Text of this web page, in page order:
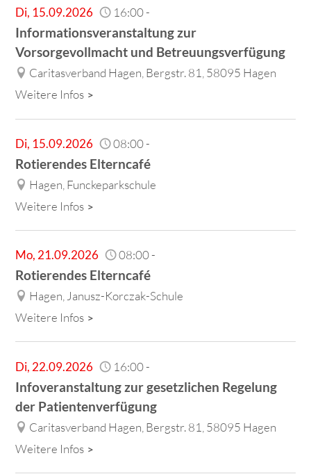
Di, 15.09.2026 16:00-
Informationsveranstaltung zur
Vorsorgevollmacht und Betreuungsverfügung
Caritasverband Hagen, Bergstr. 81, 58095 Hagen
Weitere Infos
Di, 15.09.2026 08:00-
Rotierendes Elterncafé
Hagen, Funckeparkschule
Weitere Infos
Mo, 21.09.2026 08:00-
Rotierendes Elterncafé
Hagen, Janusz-Korczak-Schule
Weitere Infos
Di, 22.09.2026 16:00-
Infoveranstaltung zur gesetzlichen Regelung
der Patientenverfügung
Caritasverband Hagen, Bergstr. 81, 58095 Hagen
Weitere Infos